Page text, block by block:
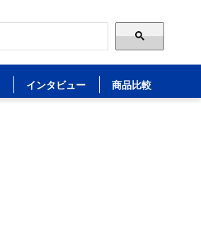
インタビュー 商品比較